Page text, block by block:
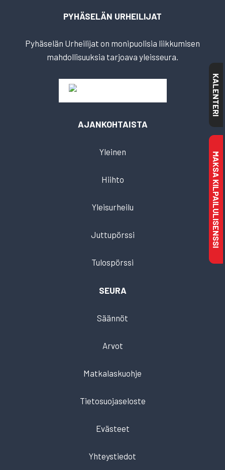
PYHÄSELÄN URHEILIJAT
Pyhäselän Urheilijat on monipuolisia liikkumisen
mahdollisuuksia tarjoava yleisseura.
AJANKOHTAISTA
Yleinen
Hiihto
Yleisurheilu
Juttupörssi
Tulospörssi
SEURA
Säännöt
Arvot
Matkalaskuohje
Tietosuojaseloste
Evästeet
Yhteystiedot
KALENTERI
MAKSA KILPAILULISENSSI